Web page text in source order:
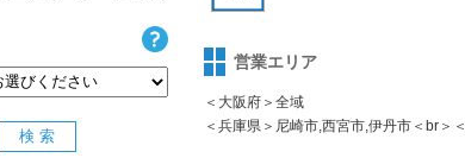
営業エリア
＜大阪府＞全域
＜兵庫県＞尼崎市,西宮市,伊丹市＜br＞